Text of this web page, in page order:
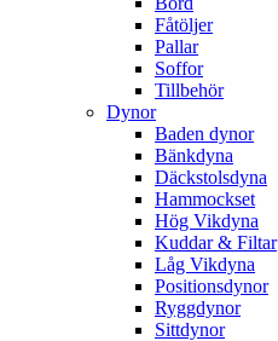
Fåtöljer
Pallar
Soffor
Tillbehör
Dynor
Baden dynor
Bänkdyna
Däckstolsdyna
Hammockset
Hög Vikdyna
Kuddar & Filtar
Låg Vikdyna
Positionsdynor
Ryggdynor
Sittdynor